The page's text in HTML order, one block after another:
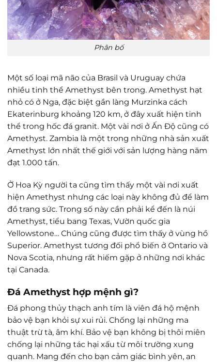
Phân bố
Một số loại mã não của Brasil và Uruguay chứa
nhiều tinh thể Amethyst bên trong. Amethyst hạt
nhỏ có ở Nga, đặc biệt gần làng Murzinka cách
Ekaterinburg khoảng 120 km, ở đây xuất hiện tinh
thể trong hốc đá granit. Một vài nơi ở Ấn Độ cũng có
Amethyst. Zambia là một trong những nhà sản xuất
Amethyst lớn nhất thế giới với sản lượng hàng năm
đạt 1.000 tấn.
Ở Hoa Kỳ người ta cũng tìm thấy một vài nơi xuất
hiện Amethyst nhưng các loại này không đủ để làm
đồ trang sức. Trong số này cần phải kể đến là núi
Amethyst, tiểu bang Texas, Vườn quốc gia
Yellowstone… Chúng cũng được tìm thấy ở vùng hồ
Superior. Amethyst tương đối phổ biến ở Ontario và
Nova Scotia, nhưng rất hiếm gặp ở những nơi khác
tại Canada.
Đá Amethyst hợp mệnh gì?
Đá phong thủy thạch anh tím là viên đá hộ mệnh
bảo vệ bạn khỏi sự xui rủi. Chống lại những ma
thuật trừ tà, âm khí. Bảo vệ bạn không bị thôi miên
chống lại những tác hại xấu từ môi trường xung
quanh. Mang đến cho bạn cảm giác bình yên, an